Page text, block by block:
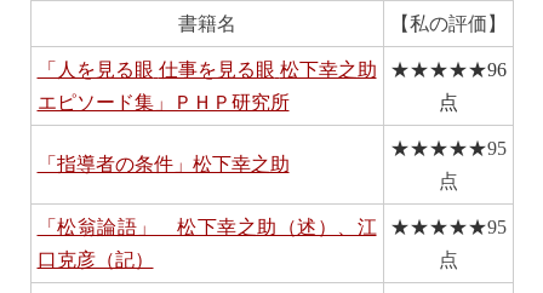
書籍名 【私の評価】
「人を見る眼 仕事を見る眼 松下幸之助
エピソード集」ＰＨＰ研究所
★★★★★96
点
「指導者の条件」松下幸之助
★★★★★95
点
「松翁論語」 松下幸之助（述）、江
口克彦（記）
★★★★★95
点